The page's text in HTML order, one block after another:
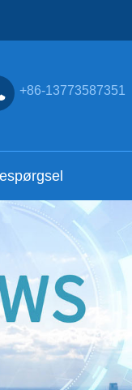
+86-13773587351